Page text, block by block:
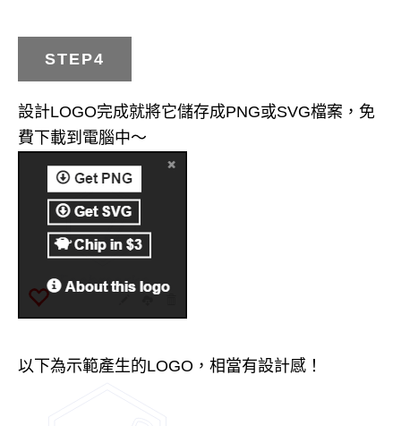
STEP4
設計LOGO完成就將它儲存成PNG或SVG檔案，免
費下載到電腦中～
以下為示範產生的LOGO，相當有設計感！